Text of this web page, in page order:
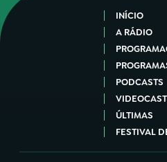
INÍCIO
A RÁDIO
PODCASTS
ÚLTIMAS
FESTIVAL